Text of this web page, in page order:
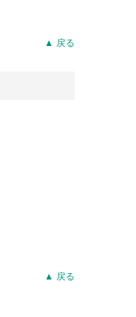
▲ 戻る
▲ 戻る